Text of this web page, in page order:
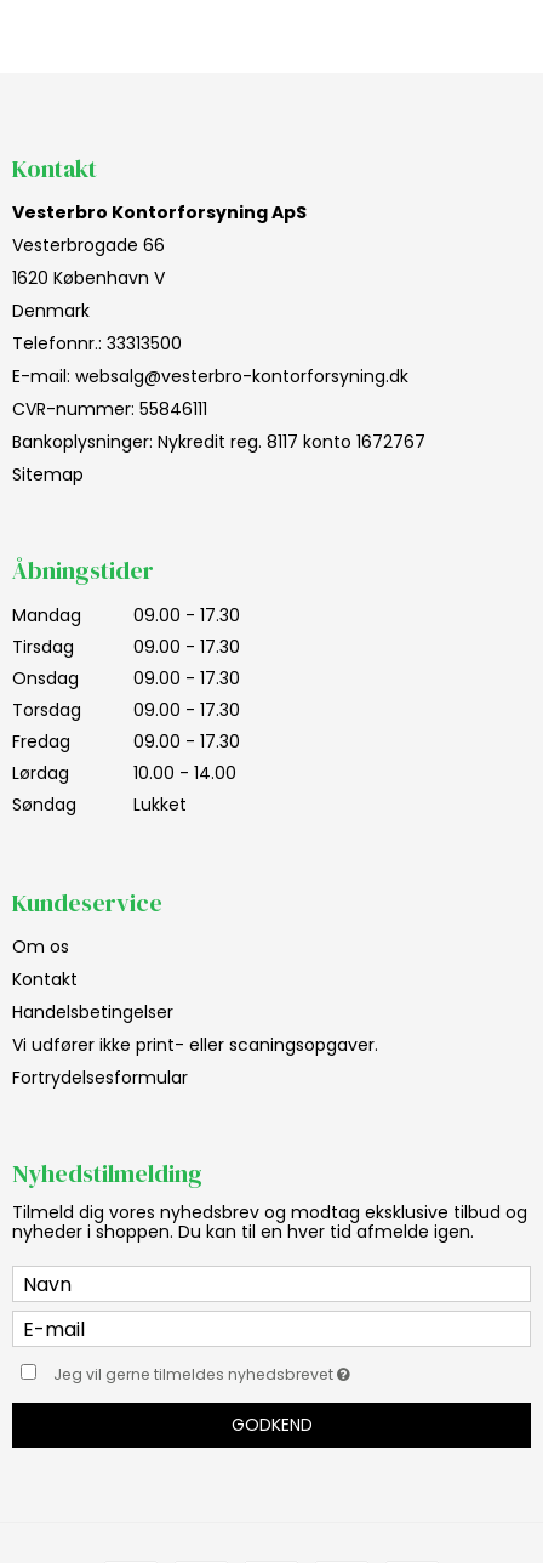
Kontakt
Vesterbro Kontorforsyning ApS
Vesterbrogade 66
1620 København V
Denmark
Telefonnr.: 33313500
E-mail: websalg@vesterbro-kontorforsyning.dk
CVR-nummer: 55846111
Bankoplysninger: Nykredit reg. 8117 konto 1672767
Sitemap
Åbningstider
Mandag
09.00 - 17.30
Tirsdag
09.00 - 17.30
Onsdag
09.00 - 17.30
Torsdag
09.00 - 17.30
Fredag
09.00 - 17.30
Lørdag
10.00 - 14.00
Søndag
Lukket
Kundeservice
Om os
Kontakt
Handelsbetingelser
Vi udfører ikke print- eller scaningsopgaver.
Fortrydelsesformular
Nyhedstilmelding
Tilmeld dig vores nyhedsbrev og modtag eksklusive tilbud og
nyheder i shoppen. Du kan til en hver tid afmelde igen.
Jeg vil gerne tilmeldes nyhedsbrevet
GODKEND